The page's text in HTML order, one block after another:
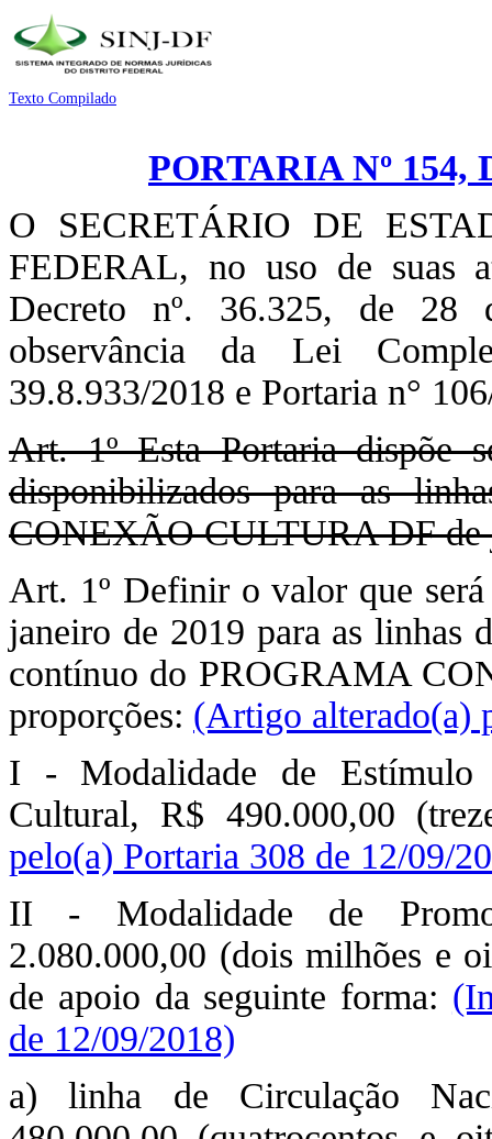
Texto Compilado
PORTARIA Nº 154,
O SECRETÁRIO DE
FEDERAL, no uso de suas
Decreto nº. 36.325, de 28
observância da Lei
39.8.933/2018 e Portaria n°
Art. 1º Esta Portaria dispõe
disponibilizados para as
CONEXÃO CULTURA DF de
Art. 1º Definir o valor que
janeiro de 2019 para as linhas
contínuo do PROGRAMA
proporções: (Artigo alterado(a)
I - Modalidade de Estímulo
Cultural, R$ 490.000,00
pelo(a) Portaria 308 de 12/09/
II - Modalidade de
2.080.000,00 (dois milhões e
de apoio da seguinte forma:
de 12/09/2018)
a) linha de Circulação